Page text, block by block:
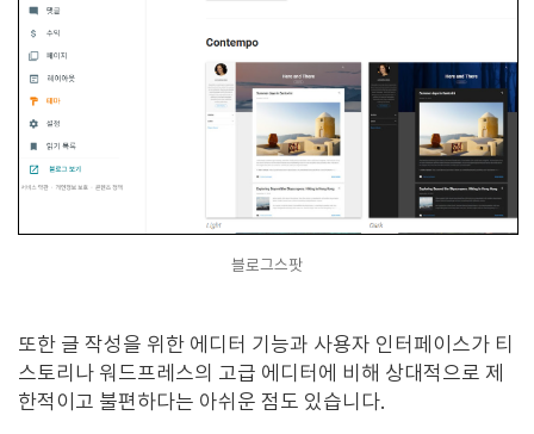
블로그스팟
또한 글 작성을 위한 에디터 기능과 사용자 인터페이스가 티
스토리나 워드프레스의 고급 에디터에 비해 상대적으로 제
한적이고 불편하다는 아쉬운 점도 있습니다.